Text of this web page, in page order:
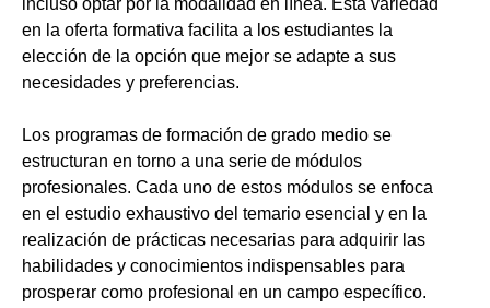
incluso optar por la modalidad en línea. Esta variedad
en la oferta formativa facilita a los estudiantes la
elección de la opción que mejor se adapte a sus
necesidades y preferencias.
Los programas de formación de grado medio se
estructuran en torno a una serie de módulos
profesionales. Cada uno de estos módulos se enfoca
en el estudio exhaustivo del temario esencial y en la
realización de prácticas necesarias para adquirir las
habilidades y conocimientos indispensables para
prosperar como profesional en un campo específico.